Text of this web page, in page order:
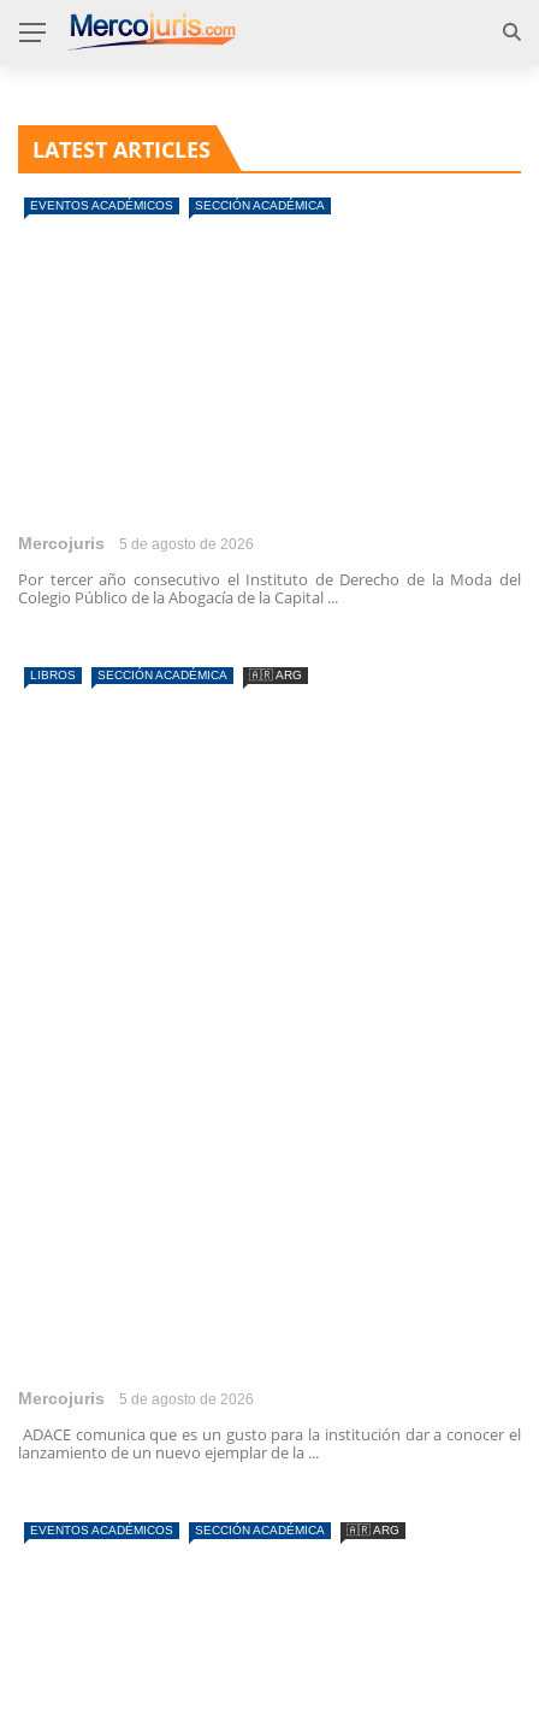
LATEST ARTICLES
EVENTOS ACADÉMICOS SECCIÓN ACADÉMICA
Mercojuris 5 de agosto de 2026
Por tercer año consecutivo el Instituto de Derecho de la Moda del
Colegio Público de la Abogacía de la Capital ...
LIBROS SECCIÓN ACADÉMICA 🇦🇷 ARG
Mercojuris 5 de agosto de 2026
ADACE comunica que es un gusto para la institución dar a conocer el
lanzamiento de un nuevo ejemplar de la ...
EVENTOS ACADÉMICOS SECCIÓN ACADÉMICA 🇦🇷 ARG